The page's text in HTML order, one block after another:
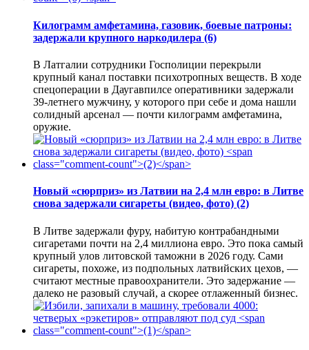
Килограмм амфетамина, газовик, боевые патроны:
задержали крупного наркодилера (6)
В Латгалии сотрудники Госполиции перекрыли
крупный канал поставки психотропных веществ. В ходе
спецоперации в Даугавпилсе оперативники задержали
39-летнего мужчину, у которого при себе и дома нашли
солидный арсенал — почти килограмм амфетамина,
оружие.
Новый «сюрприз» из Латвии на 2,4 млн евро: в Литве
снова задержали сигареты (видео, фото) (2)
В Литве задержали фуру, набитую контрабандными
сигаретами почти на 2,4 миллиона евро. Это пока самый
крупный улов литовской таможни в 2026 году. Сами
сигареты, похоже, из подпольных латвийских цехов, —
считают местные правоохранители. Это задержание —
далеко не разовый случай, а скорее отлаженный бизнес.